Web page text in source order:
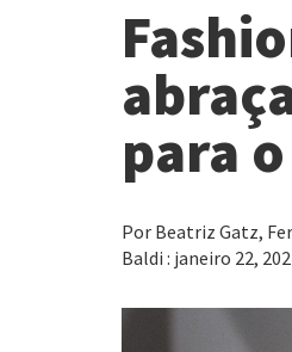
para
Por Beatriz Gatz,
Baldi : janeiro 22,